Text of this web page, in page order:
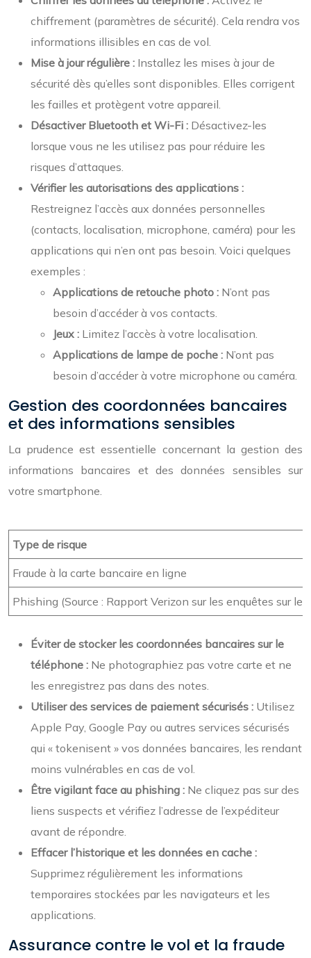
chiffrement (paramètres de sécurité). Cela rendra vos
informations illisibles en cas de vol.
Mise à jour régulière : Installez les mises à jour de
sécurité dès qu’elles sont disponibles. Elles corrigent
les failles et protègent votre appareil.
Désactiver Bluetooth et Wi-Fi : Désactivez-les
lorsque vous ne les utilisez pas pour réduire les
risques d’attaques.
Vérifier les autorisations des applications :
Restreignez l’accès aux données personnelles
(contacts, localisation, microphone, caméra) pour les
applications qui n’en ont pas besoin. Voici quelques
exemples :
Applications de retouche photo : N’ont pas
besoin d’accéder à vos contacts.
Jeux : Limitez l’accès à votre localisation.
Applications de lampe de poche : N’ont pas
besoin d’accéder à votre microphone ou caméra.
Gestion des coordonnées bancaires
et des informations sensibles
La prudence est essentielle concernant la gestion des
informations bancaires et des données sensibles sur
votre smartphone.
Type de risque
Fraude à la carte bancaire en ligne
Phishing (Source : Rapport Verizon sur les enquêtes sur
Éviter de stocker les coordonnées bancaires sur le
téléphone : Ne photographiez pas votre carte et ne
les enregistrez pas dans des notes.
Utiliser des services de paiement sécurisés : Utilisez
Apple Pay, Google Pay ou autres services sécurisés
qui « tokenisent » vos données bancaires, les rendant
moins vulnérables en cas de vol.
Être vigilant face au phishing : Ne cliquez pas sur des
liens suspects et vérifiez l’adresse de l’expéditeur
avant de répondre.
Effacer l’historique et les données en cache :
Supprimez régulièrement les informations
temporaires stockées par les navigateurs et les
applications.
Assurance contre le vol et la fraude